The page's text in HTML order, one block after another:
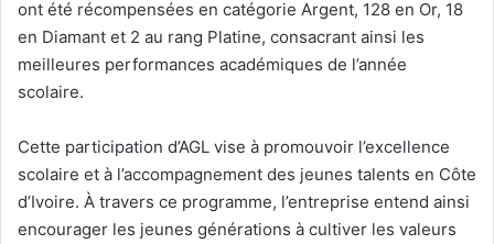
ont été récompensées en catégorie Argent, 128 en Or, 18
en Diamant et 2 au rang Platine, consacrant ainsi les
meilleures performances académiques de l’année
scolaire.
Cette participation d’AGL vise à promouvoir l’excellence
scolaire et à l’accompagnement des jeunes talents en Côte
d’Ivoire. À travers ce programme, l’entreprise entend ainsi
encourager les jeunes générations à cultiver les valeurs